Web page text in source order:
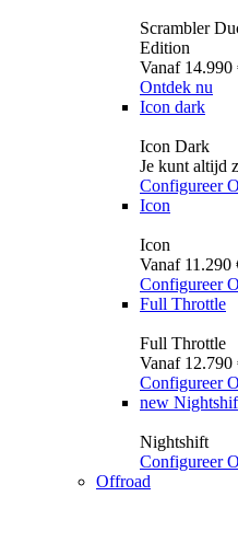
Scrambler
Edition
Vanaf 14.990
Ontdek nu
Icon dark
Icon Dark
Je kunt altijd
Configureer
Icon
Icon
Vanaf 11.290
Configureer
Full Throttle
Full Throttle
Vanaf 12.790
Configureer
new
Nightshift
Configureer
Offroad